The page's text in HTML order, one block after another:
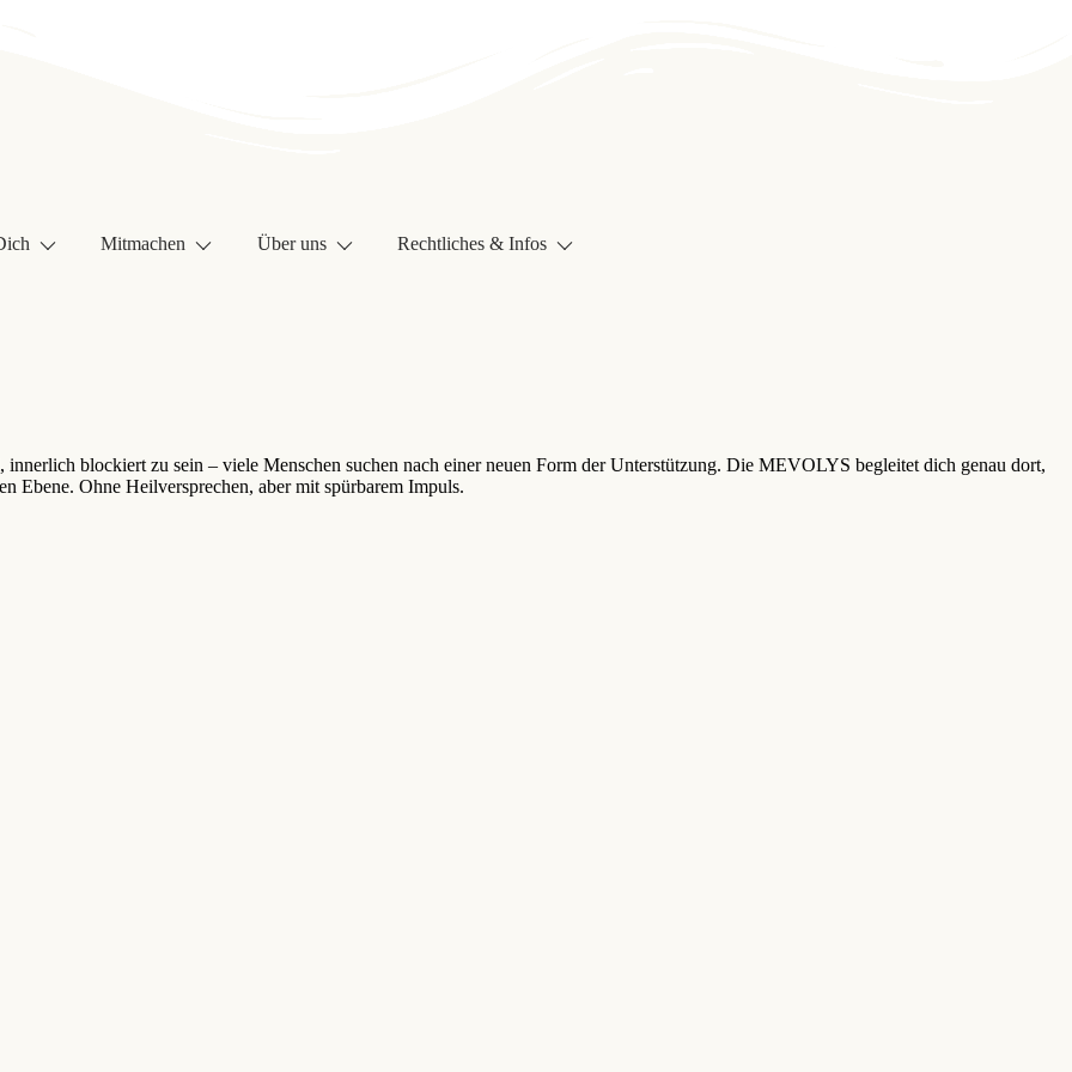
Mitmachen Über uns Rechtliches & Infos
blockiert zu sein – viele Menschen suchen nach einer neuen Form der Unterstützung. Die MEVOLYS begleitet dich genau dort,
Ebene. Ohne Heilversprechen, aber mit spürbarem Impuls.